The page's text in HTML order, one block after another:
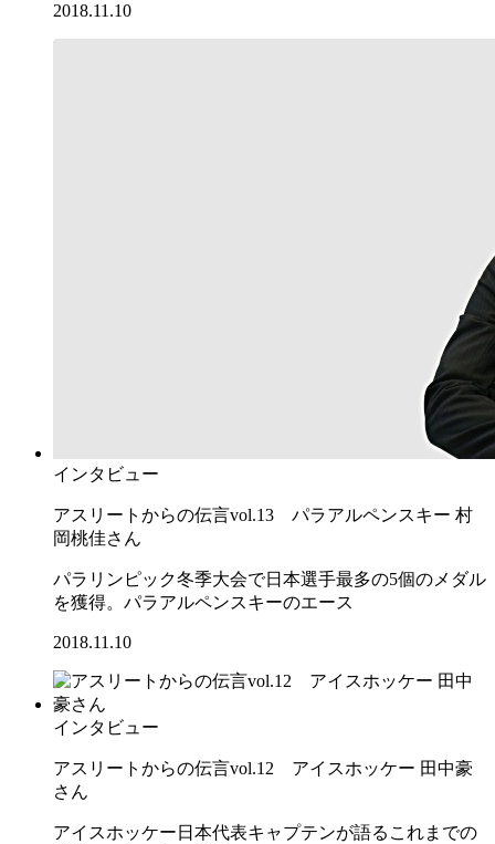
2018.11.10
インタビュー
アスリートからの伝言vol.13 パラアルペンスキー 村
岡桃佳さん
パラリンピック冬季大会で日本選手最多の5個のメダル
を獲得。パラアルペンスキーのエース
2018.11.10
インタビュー
アスリートからの伝言vol.12 アイスホッケー 田中豪
さん
アイスホッケー日本代表キャプテンが語るこれまでの